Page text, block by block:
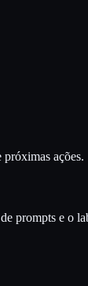
ações.
prompts e o